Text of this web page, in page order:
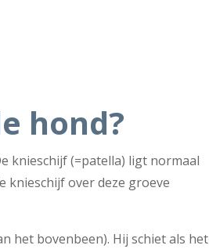
hond?
knieschijf (=patella) ligt normaal
knieschijf over deze groeve
het bovenbeen). Hij schiet als het